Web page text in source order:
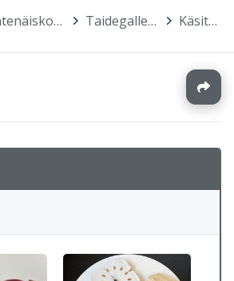
Virtain yhtenäiskoulu Taidegalleria Käsityö